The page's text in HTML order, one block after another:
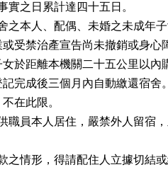
實之日累計達四十五日。
之本人、配偶、未婚之未成年
或受禁治產宣告尚未撤銷或身心
女於距離本機關二十五公里以內
記完成後三個月內自動繳還宿舍
不在此限。
職員本人居住，嚴禁外人留宿
款之情形，得請配住人立據切結